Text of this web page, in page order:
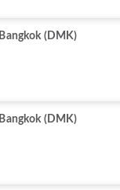
Bangkok (DMK)
Bangkok (DMK)